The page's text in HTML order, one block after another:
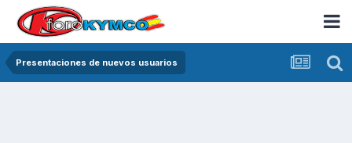
Presentaciones de nuevos usuarios